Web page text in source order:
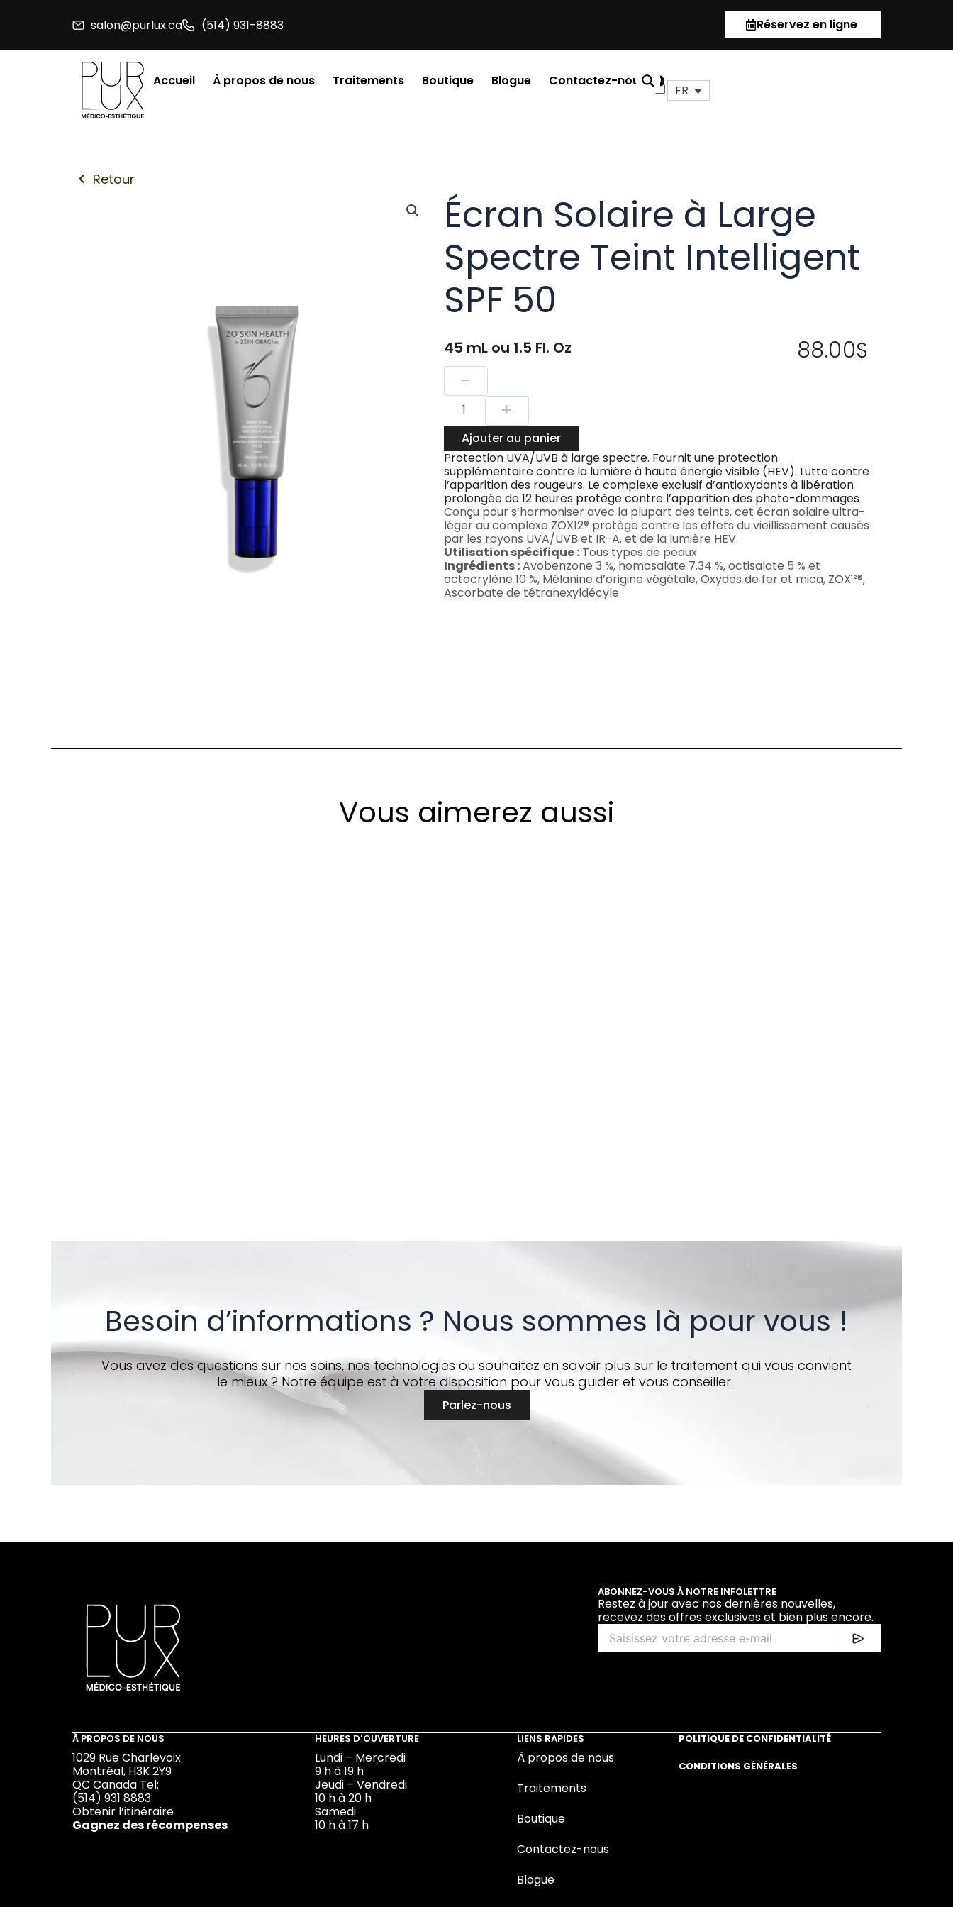
salon@purlux.ca (514) 931-8883 Réservez en ligne
Accueil À propos de nous Traitements Boutique Blogue Contactez-nous 0
Panier
FR
Retour
Écran Solaire à Large
Spectre Teint Intelligent
SPF 50
45 mL ou 1.5 Fl. Oz 88.00$
-
quantité
Écran
Solaire
à
Large
Spectre
Teint
Intelligent
SPF
50
+
Ajouter au panier
Protection UVA/UVB à large spectre. Fournit une protection
supplémentaire contre la lumière à haute énergie visible (HEV). Lutte contre
l’apparition des rougeurs. Le complexe exclusif d’antioxydants à libération
prolongée de 12 heures protège contre l’apparition des photo-dommages
Conçu pour s’harmoniser avec la plupart des teints, cet écran solaire ultra-
léger au complexe ZOX12® protège contre les effets du vieillissement causés
par les rayons UVA/UVB et IR-A, et de la lumière HEV.
Utilisation spécifique :Tous types de peaux
Ingrédients :Avobenzone 3 %, homosalate 7.34 %, octisalate 5 % et
octocrylène 10 %, Mélanine d’origine végétale, Oxydes de fer et mica, ZOX¹²®,
Ascorbate de tétrahexyldécyle
Vous aimerez aussi
Besoin d’informations ? Nous sommes là pour vous !
Vous avez des questions sur nos soins, nos technologies ou souhaitez en savoir plus sur le traitement qui vous convient
le mieux ? Notre équipe est à votre disposition pour vous guider et vous conseiller.
Parlez-nous
ABONNEZ-VOUS À NOTRE INFOLETTRE
Restez à jour avec nos dernières nouvelles,
recevez des offres exclusives et bien plus encore.
À PROPOS DE NOUS
1029 Rue Charlevoix
Montréal, H3K 2Y9
QC Canada Tel:
(514) 931 8883
Obtenir l’itinéraire
Gagnez des récompenses
HEURES D’OUVERTURE
Lundi – Mercredi
9 h à 19 h
Jeudi – Vendredi
10 h à 20 h
Samedi
10 h à 17 h
LIENS RAPIDES
À propos de nous
Traitements
Boutique
Contactez-nous
Blogue
POLITIQUE DE CONFIDENTIALITÉ
CONDITIONS GÉNÉRALES